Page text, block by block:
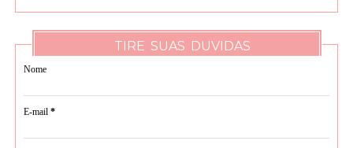
TIRE SUAS DUVIDAS
Nome
E-mail*